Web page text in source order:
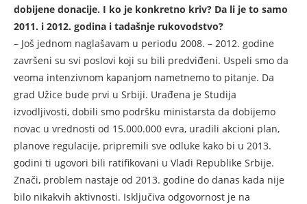
dobijene donacije. I ko je konkretno kriv? Da li je to samo
2011. i 2012. godina i tadašnje rukovodstvo?
– Još jednom naglašavam u periodu 2008. – 2012. godine
završeni su svi poslovi koji su bili predviđeni. Uspeli smo da
veoma intenzivnom kapanjom nametnemo to pitanje. Da
grad Užice bude prvi u Srbiji. Urađena je Studija
izvodljivosti, dobili smo podršku ministarsta da dobijemo
novac u vrednosti od 15.000.000 evra, uradili akcioni plan,
planove regulacije, pripremili sve odluke kako bi u 2013.
godini ti ugovori bili ratifikovani u Vladi Republike Srbije.
Znači, problem nastaje od 2013. godine do danas kada nije
bilo nikakvih aktivnosti. Isključiva odgovornost je na